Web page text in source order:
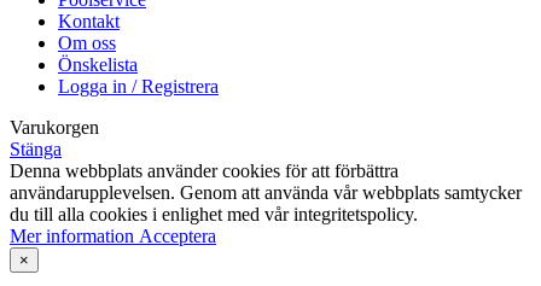
Kontakt
Om oss
Önskelista
Logga in / Registrera
Varukorgen
Stänga
Denna webbplats använder cookies för att förbättra
användarupplevelsen. Genom att använda vår webbplats samtycker
du till alla cookies i enlighet med vår integritetspolicy.
Mer information Mer
Acceptera
×